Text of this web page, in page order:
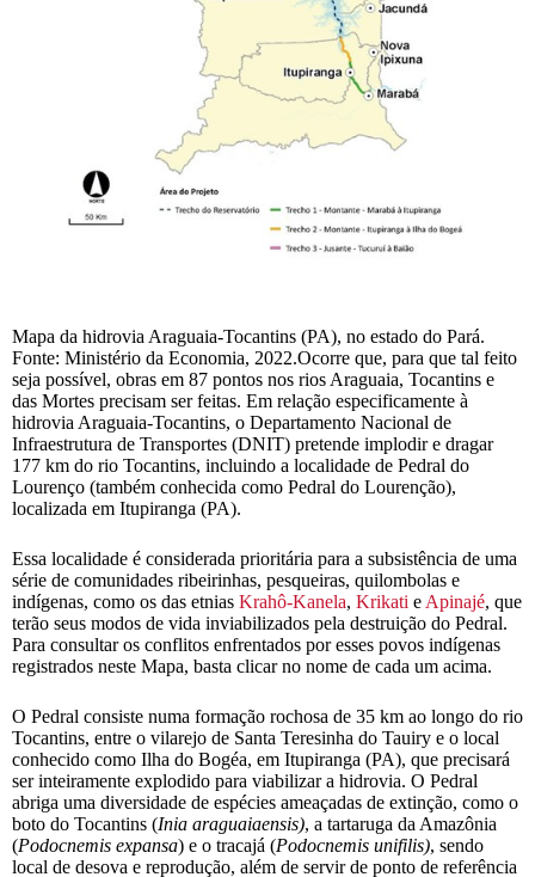
Mapa da hidrovia Araguaia-Tocantins (PA), no estado do Pará.
Fonte: Ministério da Economia, 2022.Ocorre que, para que tal feito
seja possível, obras em 87 pontos nos rios Araguaia, Tocantins e
das Mortes precisam ser feitas. Em relação especificamente à
hidrovia Araguaia-Tocantins, o Departamento Nacional de
Infraestrutura de Transportes (DNIT) pretende implodir e dragar
177 km do rio Tocantins, incluindo a localidade de Pedral do
Lourenço (também conhecida como Pedral do Lourenção),
localizada em Itupiranga (PA).
Essa localidade é considerada prioritária para a subsistência de uma
série de comunidades ribeirinhas, pesqueiras, quilombolas e
indígenas, como os das etnias Krahô-Kanela, Krikati e Apinajé, que
terão seus modos de vida inviabilizados pela destruição do Pedral.
Para consultar os conflitos enfrentados por esses povos indígenas
registrados neste Mapa, basta clicar no nome de cada um acima.
O Pedral consiste numa formação rochosa de 35 km ao longo do rio
Tocantins, entre o vilarejo de Santa Teresinha do Tauiry e o local
conhecido como Ilha do Bogéa, em Itupiranga (PA), que precisará
ser inteiramente explodido para viabilizar a hidrovia. O Pedral
abriga uma diversidade de espécies ameaçadas de extinção, como o
boto do Tocantins (Inia araguaiaensis), a tartaruga da Amazônia
(Podocnemis expansa) e o tracajá (Podocnemis unifilis), sendo
local de desova e reprodução, além de servir de ponto de referência